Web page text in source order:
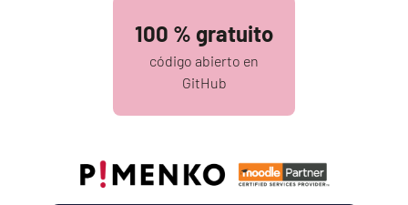
100 % gratuito
código abierto en
GitHub